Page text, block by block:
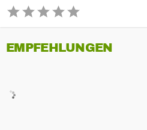
EMPFEHLUNGEN